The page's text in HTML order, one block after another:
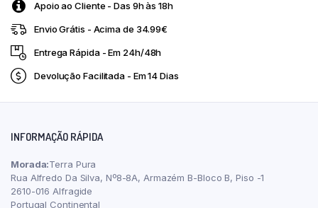
Apoio ao Cliente - Das 9h às 18h
Envio Grátis - Acima de 34.99€
Entrega Rápida - Em 24h/48h
Devolução Facilitada - Em 14 Dias
INFORMAÇÃO RÁPIDA
Morada:Terra Pura
Rua Alfredo Da Silva, Nº8-8A, Armazém B-Bloco B, Piso -1
2610-016 Alfragide
Portugal Continental